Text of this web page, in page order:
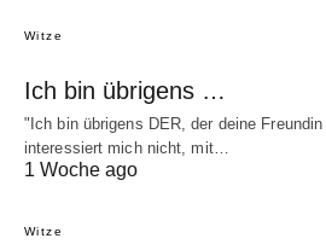
Witze
Ich bin übrigens …
"Ich bin übrigens DER, der deine
interessiert mich nicht, mit…
1 Woche ago
Witze